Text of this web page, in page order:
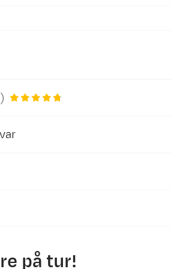
)
på tur!